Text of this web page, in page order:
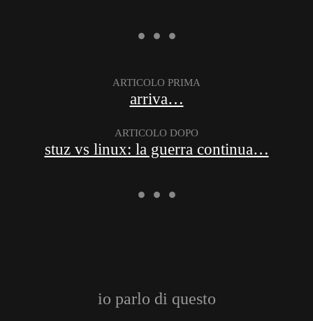
ARTICOLO PRIMA
arriva…
ARTICOLO DOPO
stuz vs linux: la guerra continua…
io parlo di questo